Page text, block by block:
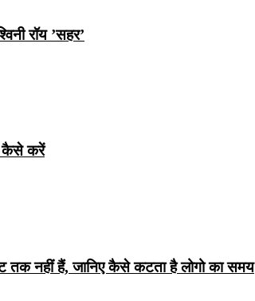
रॉय ’सहर’
कैसे करें
​​नहीं हैं, जानिए कैसे कटता है लोगो का समय